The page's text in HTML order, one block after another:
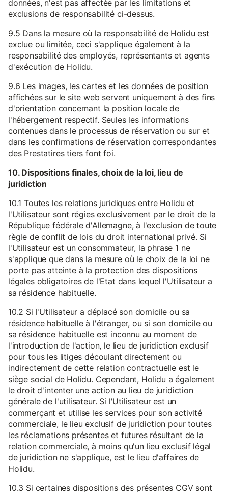
données, n'est pas affectée par les limitations et
exclusions de responsabilité ci-dessus.
9.5 Dans la mesure où la responsabilité de Holidu est
exclue ou limitée, ceci s'applique également à la
responsabilité des employés, représentants et agents
d'exécution de Holidu.
9.6 Les images, les cartes et les données de position
affichées sur le site web servent uniquement à des fins
d'orientation concernant la position locale de
l'hébergement respectif. Seules les informations
contenues dans le processus de réservation ou sur et
dans les confirmations de réservation correspondantes
des Prestatires tiers font foi.
10. Dispositions finales, choix de la loi, lieu de
juridiction
10.1 Toutes les relations juridiques entre Holidu et
l'Utilisateur sont régies exclusivement par le droit de la
République fédérale d'Allemagne, à l'exclusion de toute
règle de conflit de lois du droit international privé. Si
l'Utilisateur est un consommateur, la phrase 1 ne
s'applique que dans la mesure où le choix de la loi ne
porte pas atteinte à la protection des dispositions
légales obligatoires de l'Etat dans lequel l'Utilisateur a
sa résidence habituelle.
10.2 Si l'Utilisateur a déplacé son domicile ou sa
résidence habituelle à l'étranger, ou si son domicile ou
sa résidence habituelle est inconnu au moment de
l'introduction de l'action, le lieu de juridiction exclusif
pour tous les litiges découlant directement ou
indirectement de cette relation contractuelle est le
siège social de Holidu. Cependant, Holidu a également
le droit d'intenter une action au lieu de juridiction
générale de l'utilisateur. Si l'Utilisateur est un
commerçant et utilise les services pour son activité
commerciale, le lieu exclusif de juridiction pour toutes
les réclamations présentes et futures résultant de la
relation commerciale, à moins qu'un lieu exclusif légal
de juridiction ne s'applique, est le lieu d'affaires de
Holidu.
10.3 Si certaines dispositions des présentes CGV sont